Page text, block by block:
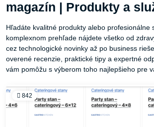
magazín | Produkty a
Hľadáte kvalitné produkty alebo profesionálne
komplexnom prehľade nájdete všetko od
cez technologické novinky až po business
overené recenzie, praktické tipy a expertné
vám pomôžu s výberom toho najlepšieho pre
842